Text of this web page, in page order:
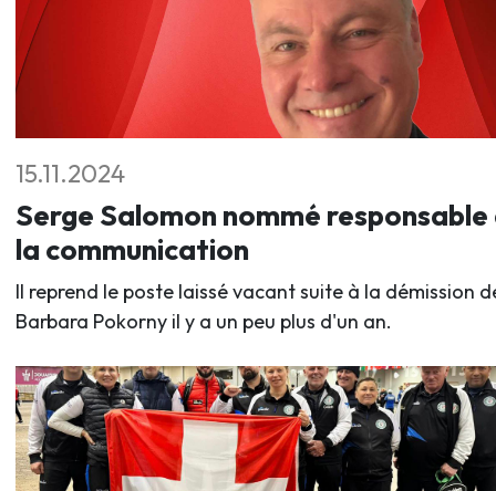
15.11.2024
Serge Salomon nommé responsable
la communication
Il reprend le poste laissé vacant suite à la démission
Barbara Pokorny il y a un peu plus d'un an.